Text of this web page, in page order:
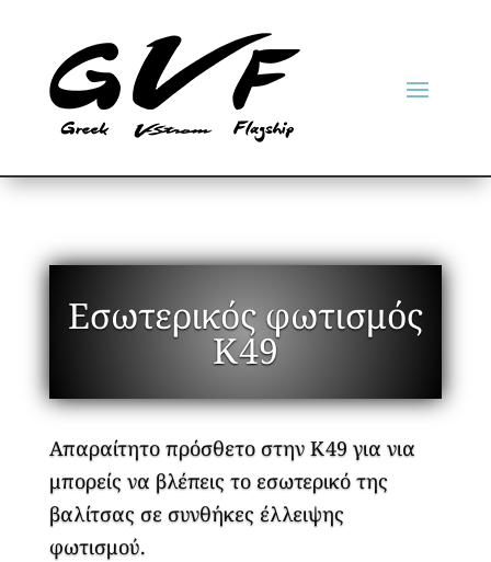
Εσωτερικός φωτισμός
Κ49
Απαραίτητο πρόσθετο στην Κ49 για νια
μπορείς να βλέπεις το εσωτερικό της
βαλίτσας σε συνθήκες έλλειψης
φωτισμού.